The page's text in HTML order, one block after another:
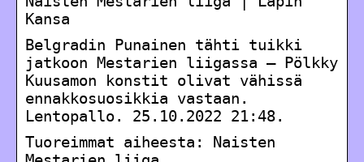
Kansa
Belgradin Punainen tähti tuikki
jatkoon Mestarien liigassa – Pölkky
Kuusamon konstit olivat vähissä
ennakkosuosikkia vastaan.
Lentopallo. 25.10.2022 21:48.
Tuoreimmat aiheesta: Naisten